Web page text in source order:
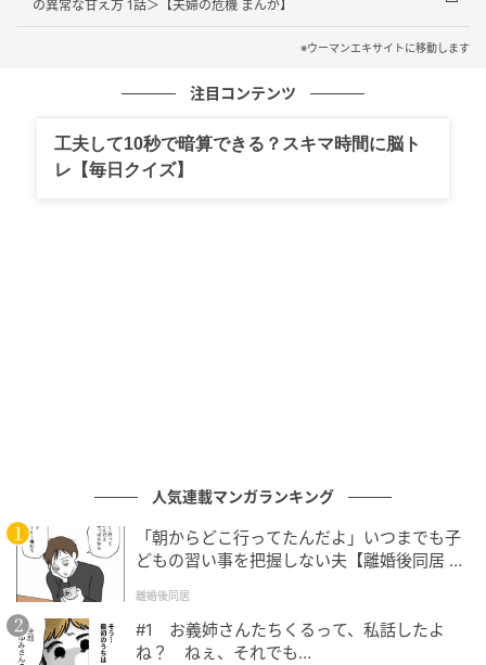
の異常な甘え方 1話＞【夫婦の危機 まんが】
※ウーマンエキサイトに移動します
注目コンテンツ
工夫して10秒で暗算できる？スキマ時間に脳ト
レ【毎日クイズ】
人気連載マンガランキング
「朝からどこ行ってたんだよ」いつまでも子
どもの習い事を把握しない夫【離婚後同居 Vo
離婚後同居
#1 お義姉さんたちくるって、私話したよ
ね？ ねぇ、それでも…